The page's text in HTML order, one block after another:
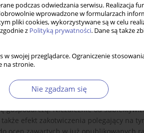
podczas odwiedzania serwisu. Realizacja
wprowadzone w formularzach
pliki cookies, wykorzystywane są w celu
z Polityką prywatności. Dane są także
w swojej przeglądarce. Ograniczenie
na stronie.
Nie zgadzam się
przez domy maklerskie,
daje zbyt optymistyczne oceny
odzwierciedlających
gospodarczą. Niezależnie od
efekt zakotwiczenia polegający na